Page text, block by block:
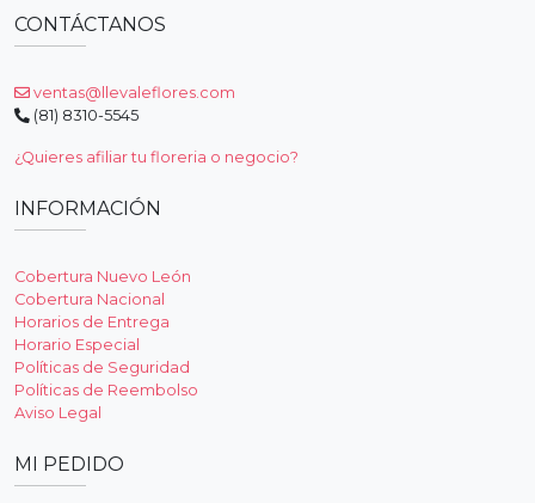
CONTÁCTANOS
ventas@llevaleflores.com
(81) 8310-5545
¿Quieres afiliar tu floreria o negocio?
INFORMACIÓN
Cobertura Nuevo León
Cobertura Nacional
Horarios de Entrega
Horario Especial
Políticas de Seguridad
Políticas de Reembolso
Aviso Legal
MI PEDIDO